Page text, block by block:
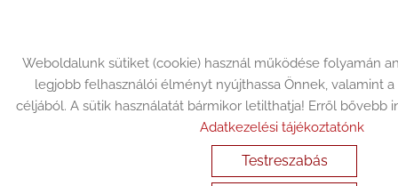
Testreszabás
Weboldalunk sütiket (cookie) használ működése folyamán
legjobb felhasználói élményt nyújthassa Önnek, valamint
céljából. A sütik használatát bármikor letilthatja! Erről bővebb
Adatkezelési tájékoztatónk